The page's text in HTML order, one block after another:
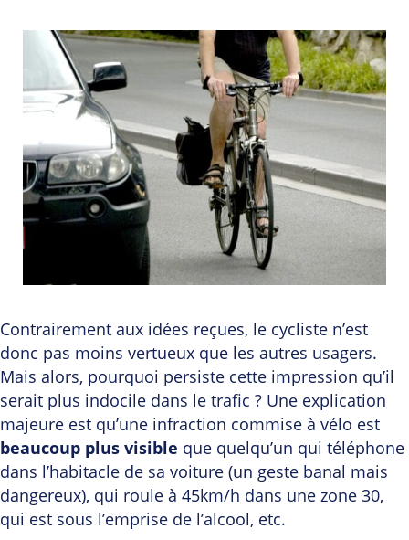
Contrairement aux idées reçues, le cycliste n’est
donc pas moins vertueux que les autres usagers.
Mais alors, pourquoi persiste cette impression qu’il
serait plus indocile dans le trafic ? Une explication
majeure est qu’une infraction commise à vélo est
beaucoup plus visible que quelqu’un qui téléphone
dans l’habitacle de sa voiture (un geste banal mais
dangereux), qui roule à 45km/h dans une zone 30,
qui est sous l’emprise de l’alcool, etc.